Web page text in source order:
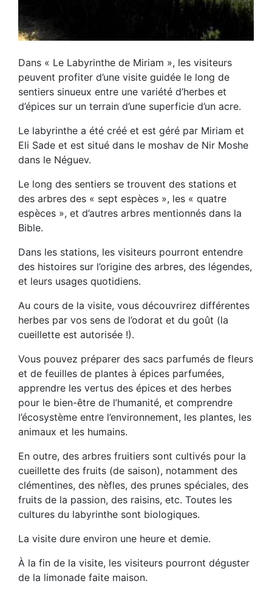
Dans « Le Labyrinthe de Miriam », les visiteurs
peuvent profiter d’une visite guidée le long de
sentiers sinueux entre une variété d’herbes et
d’épices sur un terrain d’une superficie d’un acre.
Le labyrinthe a été créé et est géré par Miriam et
Eli Sade et est situé dans le moshav de Nir Moshe
dans le Néguev.
Le long des sentiers se trouvent des stations et
des arbres des « sept espèces », les « quatre
espèces », et d’autres arbres mentionnés dans la
Bible.
Dans les stations, les visiteurs pourront entendre
des histoires sur l’origine des arbres, des légendes,
et leurs usages quotidiens.
Au cours de la visite, vous découvrirez différentes
herbes par vos sens de l’odorat et du goût (la
cueillette est autorisée !).
Vous pouvez préparer des sacs parfumés de fleurs
et de feuilles de plantes à épices parfumées,
apprendre les vertus des épices et des herbes
pour le bien-être de l’humanité, et comprendre
l’écosystème entre l’environnement, les plantes, les
animaux et les humains.
En outre, des arbres fruitiers sont cultivés pour la
cueillette des fruits (de saison), notamment des
clémentines, des nèfles, des prunes spéciales, des
fruits de la passion, des raisins, etc. Toutes les
cultures du labyrinthe sont biologiques.
La visite dure environ une heure et demie.
À la fin de la visite, les visiteurs pourront déguster
de la limonade faite maison.